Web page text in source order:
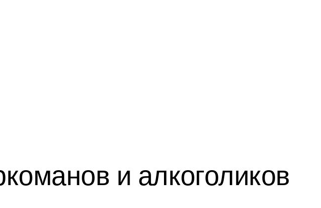
и алкоголиков